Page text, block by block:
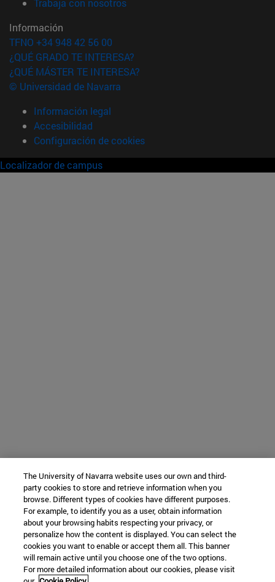
Información
TFNO +34 948 42 56 00
¿QUÉ GRADO TE INTERESA?
¿QUÉ MÁSTER TE INTERESA?
© Universidad de Navarra
Información legal
Accesibilidad
Configuración de cookies
Localizador de campus
The University of Navarra website uses our own and third-
party cookies to store and retrieve information when you
browse. Different types of cookies have different purposes.
For example, to identify you as a user, obtain information
about your browsing habits respecting your privacy, or
personalize how the content is displayed. You can select the
cookies you want to enable or accept them all. This banner
will remain active until you choose one of the two options.
For more detailed information about our cookies, please visit